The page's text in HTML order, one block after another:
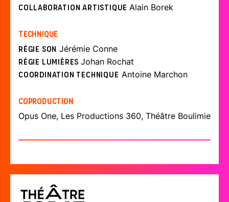
Collaboration artistique Alain Borek
Technique
Régie son Jérémie Conne
Régie lumières Johan Rochat
Coordination technique Antoine Marchon
Coproduction
Opus One, Les Productions 360, Théâtre Boulimie